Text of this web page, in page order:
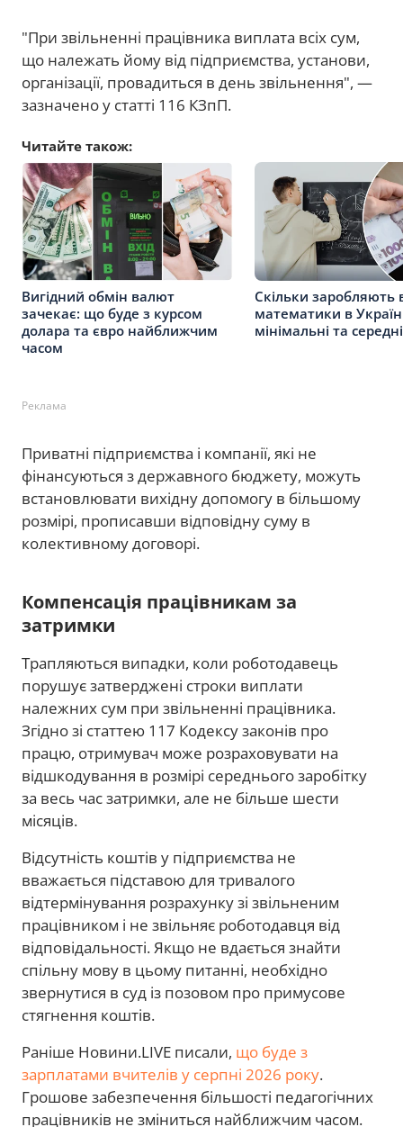
"При звільненні працівника виплата всіх сум,
що належать йому від підприємства, установи,
організації, провадиться в день звільнення", —
зазначено у статті 116 КЗпП.
Читайте також:
Вигідний обмін валют
зачекає: що буде з курсом
долара та євро найближчим
часом
Скільки заробляють
математики в
мінімальні та
Реклама
Приватні підприємства і компанії, які не
фінансуються з державного бюджету, можуть
встановлювати вихідну допомогу в більшому
розмірі, прописавши відповідну суму в
колективному договорі.
Компенсація працівникам за
затримки
Трапляються випадки, коли роботодавець
порушує затверджені строки виплати
належних сум при звільненні працівника.
Згідно зі статтею 117 Кодексу законів про
працю, отримувач може розраховувати на
відшкодування в розмірі середнього заробітку
за весь час затримки, але не більше шести
місяців.
Відсутність коштів у підприємства не
вважається підставою для тривалого
відтермінування розрахунку зі звільненим
працівником і не звільняє роботодавця від
відповідальності. Якщо не вдається знайти
спільну мову в цьому питанні, необхідно
звернутися в суд із позовом про примусове
стягнення коштів.
Раніше Новини.LIVE писали, що буде з
зарплатами вчителів у серпні 2026 року.
Грошове забезпечення більшості педагогічних
працівників не зміниться найближчим часом.